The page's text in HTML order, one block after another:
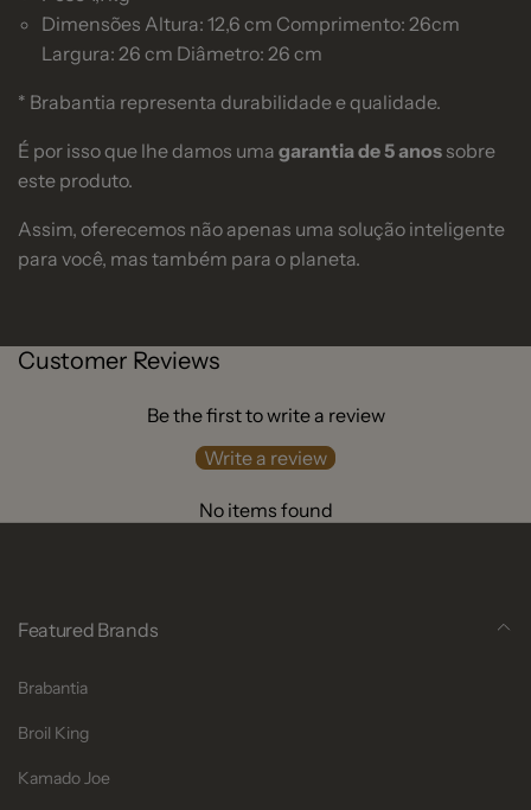
Dimensões Altura: 12,6 cm Comprimento: 26cm
Largura: 26 cm Diâmetro: 26 cm
* Brabantia representa durabilidade e qualidade.
É por isso que lhe damos uma garantia de 5 anos sobre
este produto.
Assim, oferecemos não apenas uma solução inteligente
para você, mas também para o planeta.
Customer Reviews
Be the first to write a review
Write a review
No items found
Featured Brands
Brabantia
Broil King
Kamado Joe